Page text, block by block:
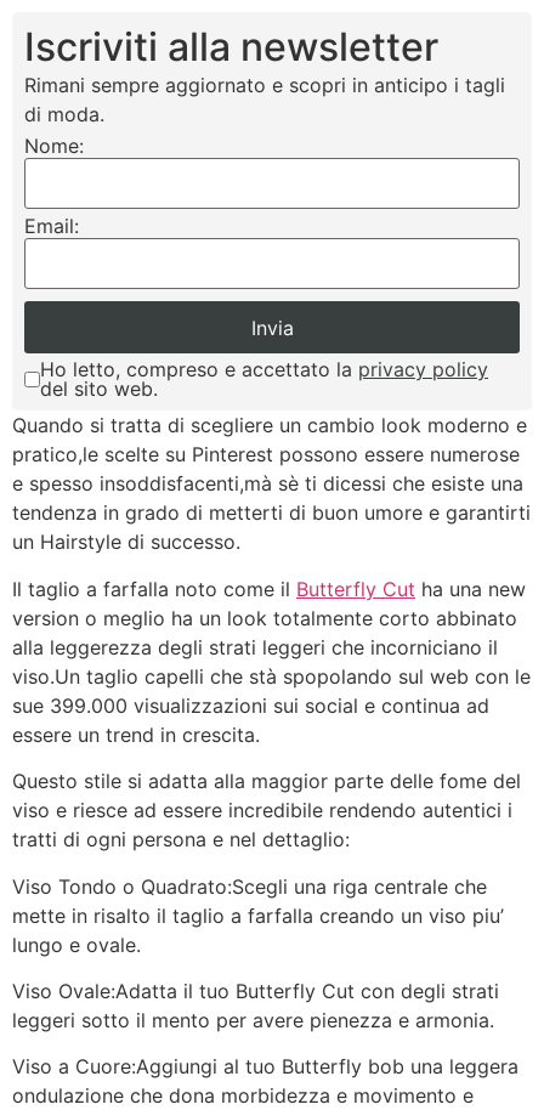
Iscriviti alla newsletter
Rimani sempre aggiornato e scopri in anticipo i tagli
di moda.
Nome:
Email:
Ho letto, compreso e accettato la privacy policy
del sito web.
Quando si tratta di scegliere un cambio look moderno e
pratico,le scelte su Pinterest possono essere numerose
e spesso insoddisfacenti,mà sè ti dicessi che esiste una
tendenza in grado di metterti di buon umore e garantirti
un Hairstyle di successo.
Il taglio a farfalla noto come il Butterfly Cut ha una new
version o meglio ha un look totalmente corto abbinato
alla leggerezza degli strati leggeri che incorniciano il
viso.Un taglio capelli che stà spopolando sul web con le
sue 399.000 visualizzazioni sui social e continua ad
essere un trend in crescita.
Questo stile si adatta alla maggior parte delle fome del
viso e riesce ad essere incredibile rendendo autentici i
tratti di ogni persona e nel dettaglio:
Viso Tondo o Quadrato:Scegli una riga centrale che
mette in risalto il taglio a farfalla creando un viso piu’
lungo e ovale.
Viso Ovale:Adatta il tuo Butterfly Cut con degli strati
leggeri sotto il mento per avere pienezza e armonia.
Viso a Cuore:Aggiungi al tuo Butterfly bob una leggera
ondulazione che dona morbidezza e movimento e